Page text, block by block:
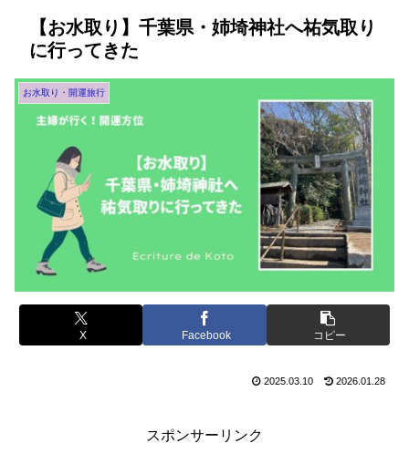
【お水取り】千葉県・姉埼神社へ祐気取り
に行ってきた
お水取り・開運旅行
X Facebook コピー
2025.03.10 2026.01.28
スポンサーリンク